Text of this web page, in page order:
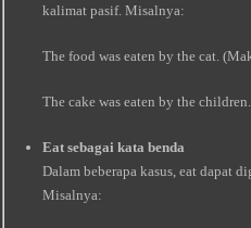
kalimat pasif. Misalnya:
The food was eaten by the cat.
The cake was eaten by the
Eat sebagai kata benda
Dalam beberapa kasus, eat dapat
Misalnya: